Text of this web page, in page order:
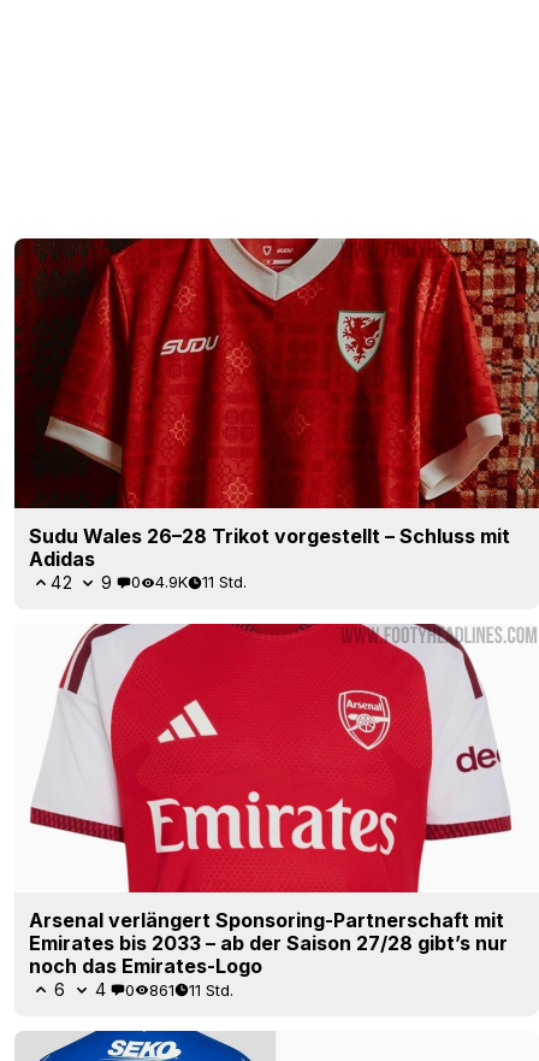
Sudu Wales 26–28 Trikot vorgestellt – Schluss mit
Adidas
42 9 0 4.9K 11 Std.
Arsenal verlängert Sponsoring-Partnerschaft mit
Emirates bis 2033 – ab der Saison 27/28 gibt’s nur
noch das Emirates-Logo
6 4 0 861 11 Std.